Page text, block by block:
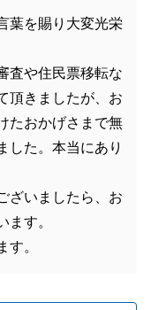
葉を賜り大変光栄
査や住民票移転な
頂きましたが、お
たおかげさまで無
した。本当にあり
ざいましたら、お
ます。
す。